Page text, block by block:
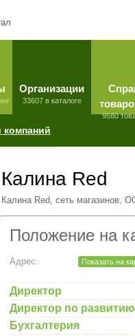
Организации
33607 в каталоге
9580
компаний
Калина Red
Калина Red, сеть магазинов,
Положение на
Адрес: Показать на
Директор
Директор по развитию
Бухгалтерия